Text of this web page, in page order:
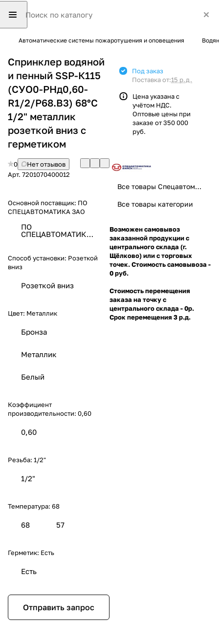
Автоматические системы пожаротушения и оповещения
Спринклер водяной
и пенный SSP-К115
(СУО0-РНд0,60-
R1/2/Р68.В3) 68°C
1/2" металлик
розеткой вниз с
герметиком
0
Нет отзывов
Арт. 7201070400012
Основной поставщик: ПО
СПЕЦАВТОМАТИКА ЗАО
ПО
СПЕЦАВТОМАТИКА
Способ установки: Розеткой
вниз
Розеткой вниз
Цвет: Металлик
Бронза
Металлик
Белый
Коэффициент
производительности: 0,60
0,60
Резьба: 1/2"
1/2"
Температура: 68
68 57
Герметик: Есть
Есть
Отправить запрос
Под заказ
Поставка от:15 р.д.
Цена указана с
учётом НДС.
Оптовые цены при
заказе от 350 000
руб.
Все товары Спецавтоматика
Все товары категории
Возможен самовывоз
заказанной продукции с
центрального склада (г.
Щёлково) или с торговых
точек. Стоимость самовывоза -
0 руб.
Стоимость перемещения
заказа на точку с
центрального склада - 0р.
Срок перемещения 3 р.д.